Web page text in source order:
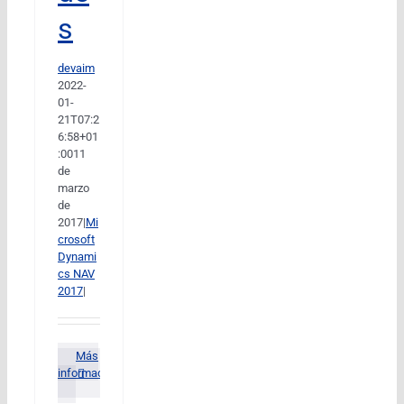
s
devaim
2022-
01-
21T07:2
6:58+01
:0011
de
marzo
de
2017|Mi
crosoft
Dynami
cs NAV
2017|
Más
información